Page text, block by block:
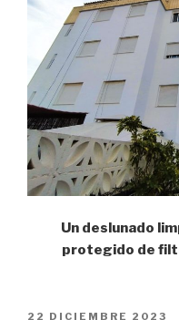
Un deslunado
protegido de
PUBLICADO
22 DICIEMBRE 2023